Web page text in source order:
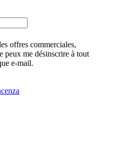
offres commerciales,
peux me désinscrire à tout
e-mail.